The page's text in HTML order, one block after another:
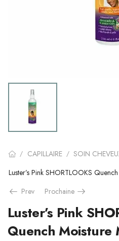
/ CAPILLAIRE / SOIN
Luster’s Pink SHORTLOOKS
Prev
Prochaine
Luster’s Pink
Quench Moisture